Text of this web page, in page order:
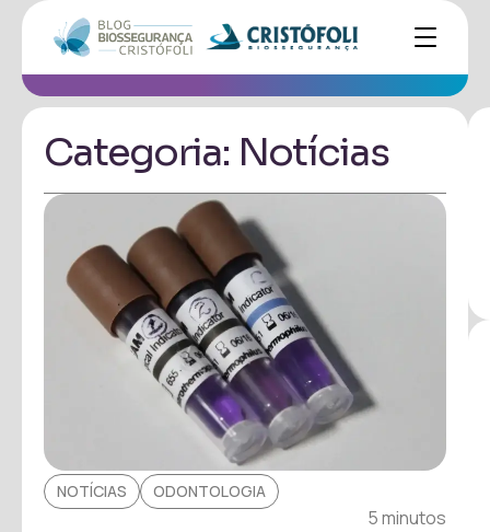
Categoria: Notícias
NOTÍCIAS ODONTOLOGIA
5 minutos